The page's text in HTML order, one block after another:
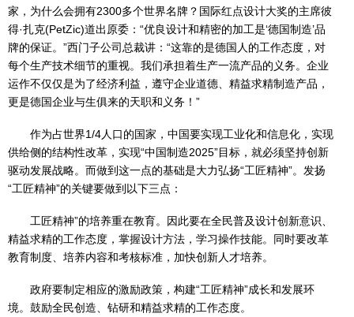
家，为什么会拥有2300多个世界名牌？国际红点设计大奖的主席彼
得·扎克(PetZic)道出原委：“优良设计和精密的加工是‘德国制造’品
牌的保证。”西门子公司总裁讲：“这靠的是德国人的工作态度，对
每个生产技术细节的重视。我们承担着生产一流产品的义务。企业
运作不仅仅是为了经济利益，遵守企业道德、精益求精制造产品，
更是德国企业与生俱来的天职和义务！”
作为占世界1/4人口的国家，中国要实现工业化和信息化，实现
供给侧的结构性改革，实现“中国制造2025”目标，就必须坚持创新
驱动发展战略。而做到这一点的基础是大力弘扬“工匠精神”。发扬
“工匠精神”的关键要做到以下三点：
工匠精神”的培养重在教育。因此要在全民普及设计创新意识、
精益求精的工作态度，掌握设计方法，学习操作技能。同时要改革
教育制度、培养内容和考核标准，加快创新人才培养。
政府要制定相应的激励政策，构建“工匠精神”成长和发展环
境。鼓励全民创造、钻研和精益求精的工作态度。